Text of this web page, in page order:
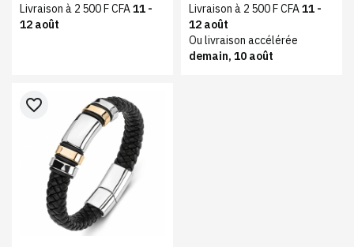
Livraison à 2 500 F CFA11 -
12 août
Livraison à 2 500 F CFA11 -
12 août
Ou livraison accélérée
demain, 10 août
favorite_border